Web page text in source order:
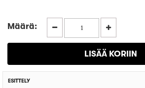
Määrä:
ESITTELY